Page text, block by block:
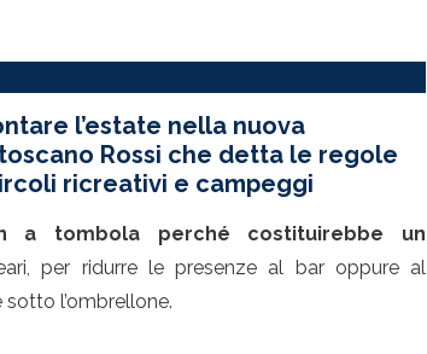
l’estate nella nuova
Rossi che detta le regole
ricreativi e campeggi
a tombola perché costituirebbe un
per ridurre le presenze al bar oppure al
l’ombrellone.